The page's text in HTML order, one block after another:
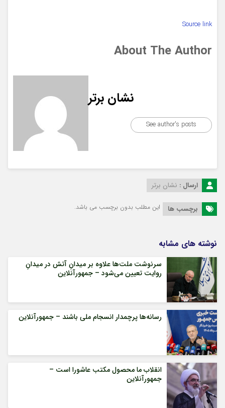
Source link
About The Author
نشان برتر
See author's posts
ارسال : نشان برتر
برچسب ها این مطلب بدون برچسب می باشد.
نوشته های مشابه
سرنوشت ملت‌ها علاوه بر میدانِ آتش در میدانِ
روایت تعیین می‌شود – جمهورآنلاین
رسانه‌ها پرچمدار انسجام ملی باشند – جمهورآنلاین
انقلاب ما محصول مکتب عاشورا است –
جمهورآنلاین